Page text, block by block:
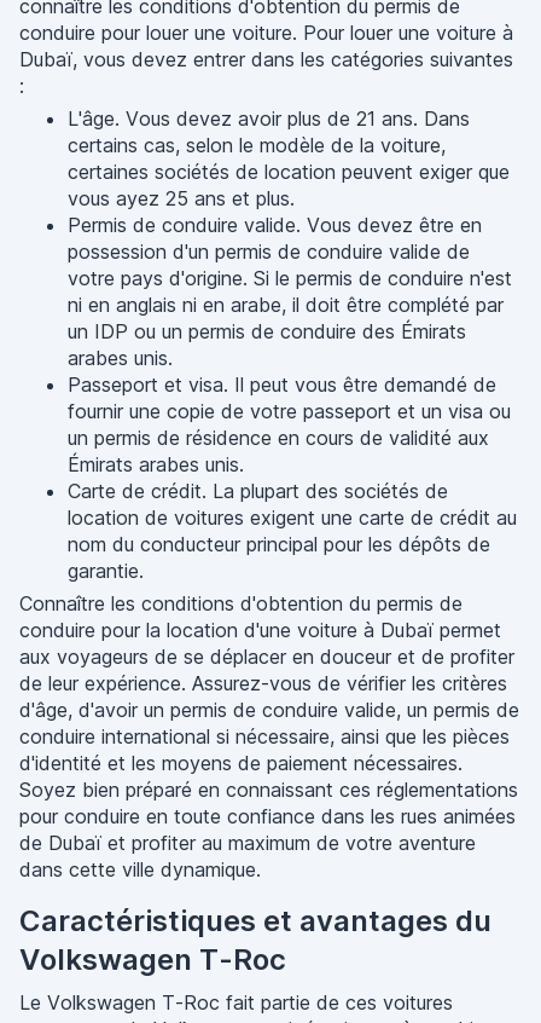
connaître les conditions d'obtention du permis de
conduire pour louer une voiture. Pour louer une voiture à
Dubaï, vous devez entrer dans les catégories suivantes
:
L'âge. Vous devez avoir plus de 21 ans. Dans
certains cas, selon le modèle de la voiture,
certaines sociétés de location peuvent exiger que
vous ayez 25 ans et plus.
Permis de conduire valide. Vous devez être en
possession d'un permis de conduire valide de
votre pays d'origine. Si le permis de conduire n'est
ni en anglais ni en arabe, il doit être complété par
un IDP ou un permis de conduire des Émirats
arabes unis.
Passeport et visa. Il peut vous être demandé de
fournir une copie de votre passeport et un visa ou
un permis de résidence en cours de validité aux
Émirats arabes unis.
Carte de crédit. La plupart des sociétés de
location de voitures exigent une carte de crédit au
nom du conducteur principal pour les dépôts de
garantie.
Connaître les conditions d'obtention du permis de
conduire pour la location d'une voiture à Dubaï permet
aux voyageurs de se déplacer en douceur et de profiter
de leur expérience. Assurez-vous de vérifier les critères
d'âge, d'avoir un permis de conduire valide, un permis de
conduire international si nécessaire, ainsi que les pièces
d'identité et les moyens de paiement nécessaires.
Soyez bien préparé en connaissant ces réglementations
pour conduire en toute confiance dans les rues animées
de Dubaï et profiter au maximum de votre aventure
dans cette ville dynamique.
Caractéristiques et avantages du
Volkswagen T-Roc
Le Volkswagen T-Roc fait partie de ces voitures